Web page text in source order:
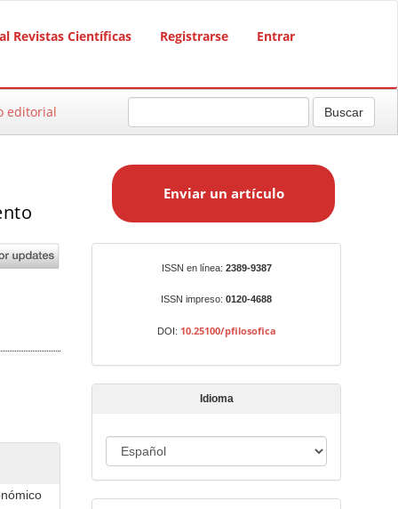
Revistas Científicas Registrarse Entrar
editorial Buscar
a
t
í
o
Enviar un artículo
ISSN en línea: 2389-9387
ISSN impreso: 0120-4688
DOI: 10.25100/pfilosofica
Idioma
d